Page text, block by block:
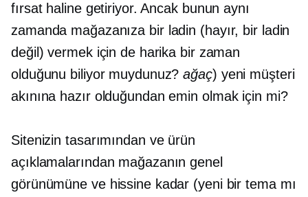
fırsat haline getiriyor. Ancak bunun aynı
zamanda mağazanıza bir ladin (hayır, bir ladin
değil) vermek için de harika bir zaman
olduğunu biliyor muydunuz?ağaç) yeni müşteri
akınına hazır olduğundan emin olmak için mi?
Sitenizin tasarımından ve ürün
açıklamalarından mağazanın genel
görünümüne ve hissine kadar (yeni bir tema mı